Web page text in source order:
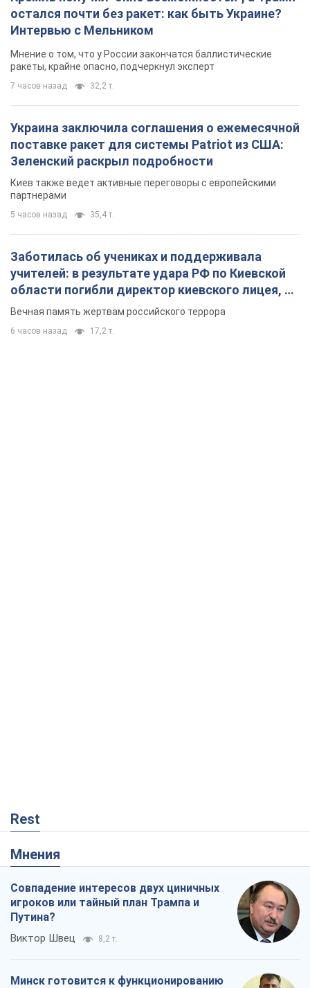
остался почти без ракет: как быть Украине?
Интервью с Мельником
Мнение о том, что у России закончатся баллистические
ракеты, крайне опасно, подчеркнул эксперт
7 часов назад 32,2 т.
Украина заключила соглашения о ежемесячной
поставке ракет для системы Patriot из США:
Зеленский раскрыл подробности
Киев также ведет активные переговоры с европейскими
партнерами
5 часов назад 35,4 т.
Заботилась об учениках и поддерживала
учителей: в результате удара РФ по Киевской
области погибли директор киевского лицея, её
муж и внук
Вечная память жертвам российского террора
6 часов назад 17,2 т.
Rest
Мнения
Совпадение интересов двух циничных
игроков или тайный план Трампа и
Путина?
Виктор Швец 8,2 т.
Минск готовится к функционированию